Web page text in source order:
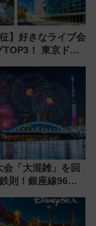
】好きなライブ会
TOP3！ 東京ドー
セス術、ライブ会
る？
会「大混雑」を回
則！銀座線96本
め 7/25開催